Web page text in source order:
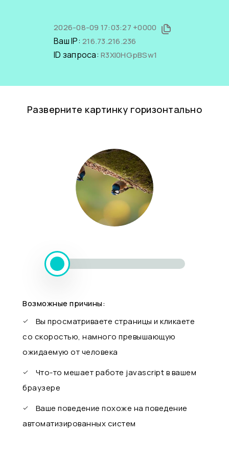
2026-08-09 17:03:27 +0000
Ваш IP: 216.73.216.236
ID запроса: R3XI0HGpBSw1
Разверните картинку горизонтально
Возможные причины:
Вы просматриваете страницы и кликаете
со скоростью, намного превышающую
ожидаемую от человека
Что-то мешает работе javascript в вашем
браузере
Ваше поведение похоже на поведение
автоматизированных систем